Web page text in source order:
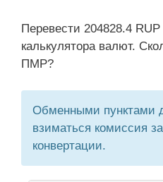
Перевести 204828.4
калькулятора валют.
ПМР?
Обменными пунктами
взиматься комиссия
конвертации.